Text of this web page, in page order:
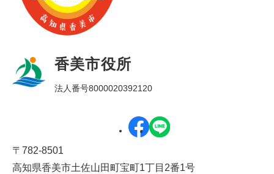
香美市役所
法人番号8000020392120
〒782-8501
高知県香美市土佐山田町宝町1丁目2番1号